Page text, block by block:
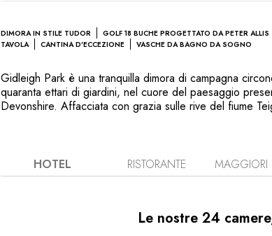
DIMORA IN STILE TUDOR GOLF 18 BUCHE PROGETTATO DA PETER ALLIS
TAVOLA
CANTINA D’ECCEZIONE VASCHE DA BAGNO DA SOGNO
Gidleigh Park è una tranquilla dimora di campagna
quaranta ettari di giardini, nel cuore del paesaggio
Devonshire. Affacciata con grazia sulle rive del fiume
movimento Arts and Crafts impregna i luoghi ornati di
oggetti antichi. Le camere, la maggior parte delle quali
nostro romanzo preferito. La cucina porta in tavola i
HOTEL RISTORANTE MAGGIORI
Le nostre 24